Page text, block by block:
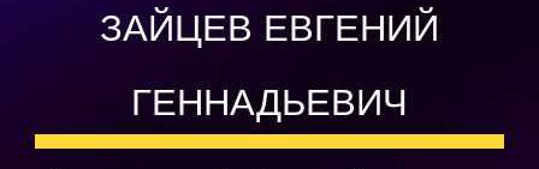
ЗАЙЦЕВ ЕВГЕНИЙ
ГЕННАДЬЕВИЧ